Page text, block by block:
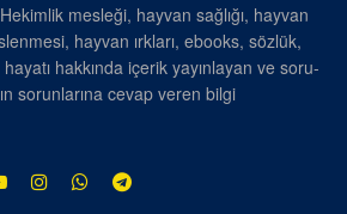
mesleği, hayvan sağlığı, hayvan
hayvan ırkları, ebooks, sözlük,
hakkında içerik yayınlayan ve soru-
sorunlarına cevap veren bilgi